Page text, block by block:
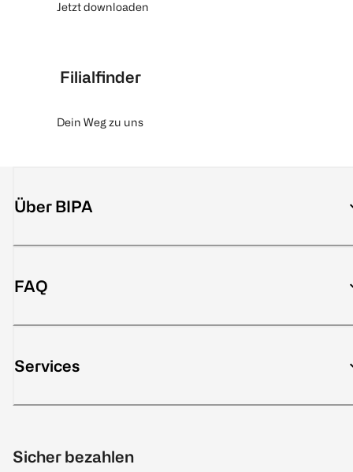
Jetzt downloaden
Filialfinder
Dein Weg zu uns
Über BIPA
FAQ
Services
Sicher bezahlen